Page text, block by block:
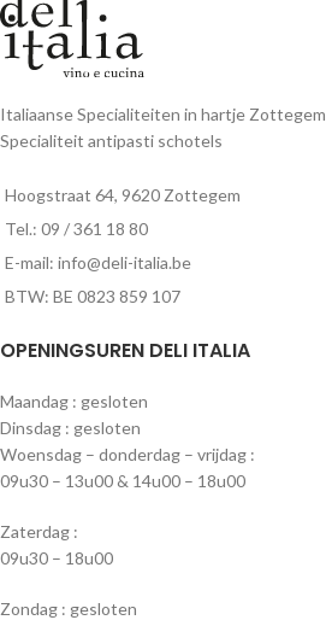
Italiaanse Specialiteiten in hartje Zottegem
Specialiteit antipasti schotels
Hoogstraat 64, 9620 Zottegem
Tel.: 09 / 361 18 80
E-mail: info@deli-italia.be
BTW: BE 0823 859 107
OPENINGSUREN DELI ITALIA
Maandag : gesloten
Dinsdag : gesloten
Woensdag – donderdag – vrijdag :
09u30 – 13u00 & 14u00 – 18u00
Zaterdag :
09u30 – 18u00
Zondag : gesloten